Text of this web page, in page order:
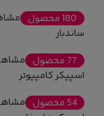
180 محصول
ساندبار
77 محصول
اسپیکر کامپیوتر
54 محصول